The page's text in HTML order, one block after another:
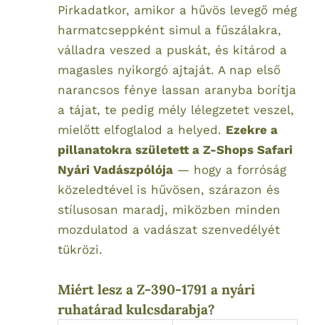
Pirkadatkor, amikor a hűvös levegő még
harmatcseppként simul a fűszálakra,
válladra veszed a puskát, és kitárod a
magasles nyikorgó ajtaját. A nap első
narancsos fénye lassan aranyba borítja
a tájat, te pedig mély lélegzetet veszel,
mielőtt elfoglalod a helyed. Ezekre a
pillanatokra született a Z-Shops Safari
Nyári Vadászpólója — hogy a forróság
közeledtével is hűvösen, szárazon és
stílusosan maradj, miközben minden
mozdulatod a vadászat szenvedélyét
tükrözi.
Miért lesz a Z-390-1791 a nyári
ruhatárad kulcsdarabja?